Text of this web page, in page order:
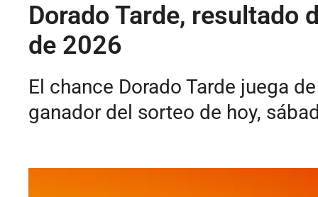
Dorado Tarde, resultado
de 2026
El chance Dorado Tarde juega
ganador del sorteo de hoy,